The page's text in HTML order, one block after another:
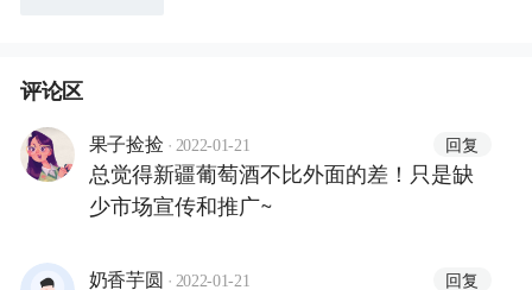
评论区
果子捡捡 · 2022-01-21 回复
总觉得新疆葡萄酒不比外面的差！只是缺
少市场宣传和推广~
奶香芋圆 · 2022-01-21 回复